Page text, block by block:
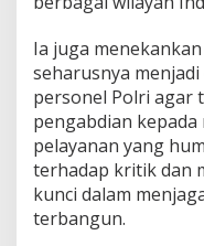
u
a
h
d
a
r
i
K
Ia juga
seharusnya
personel Polri agar
pengabdian
pelayanan yang
terhadap kritik dan
kunci dalam
terbangun.